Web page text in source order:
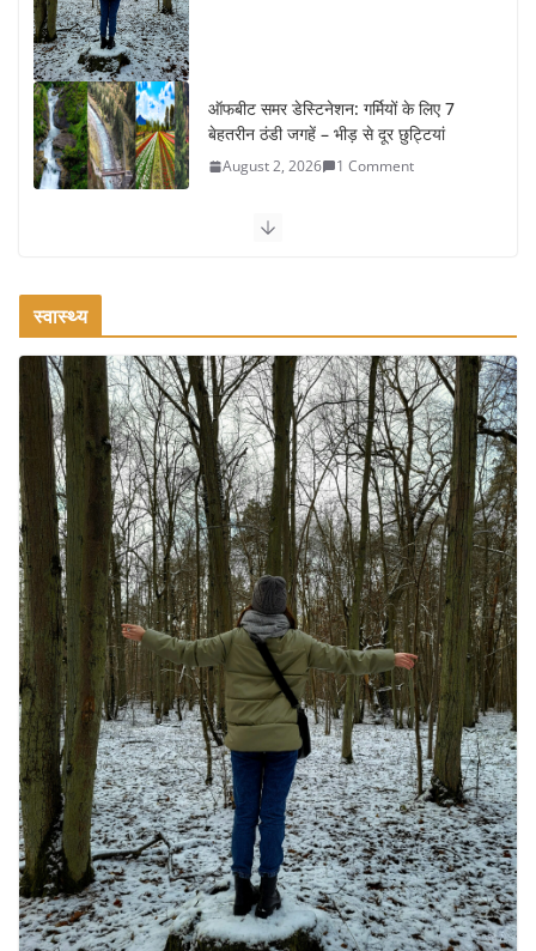
ऑफबीट समर डेस्टिनेशन: गर्मियों के लिए 7
बेहतरीन ठंडी जगहें – भीड़ से दूर छुट्टियां
August 2, 2026 1 Comment
कश्मीर यात्रा गाइड: प्राकृतिक सुंदरता और स्वादिष्ट भोजन का अनूठा संगम
वजन घटाने के लिए 8 बेहतरीन वॉकिंग एक्सरसाइज: 1 महीने में पाएं 3-4
किलो कम वजन
July 31, 2026 1 Comment
16 ज़रूरी कीबोर्ड शॉर्टकट्स जो आपकी
उत्पादकता को दोगुना कर देंगे
August 7, 2026 0 Comments
स्वास्थ्य